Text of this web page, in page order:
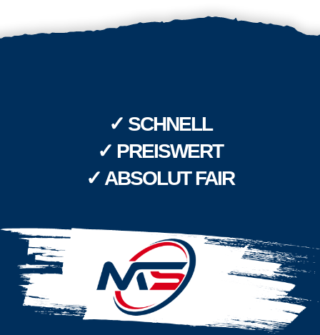
✓ SCHNELL
✓ PREISWERT
✓ ABSOLUT FAIR